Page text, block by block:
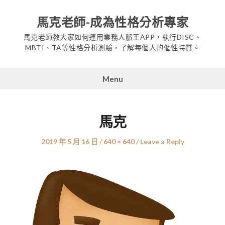
content
馬克老師-成為性格分析專家
馬克老師教大家如何運用業務人脈王APP，執行DISC、
MBTI、TA等性格分析測驗，了解每個人的個性特質。
Menu
馬克
Posted
2019 年 5 月 16 日
Full
640 × 640 Leave a Reply